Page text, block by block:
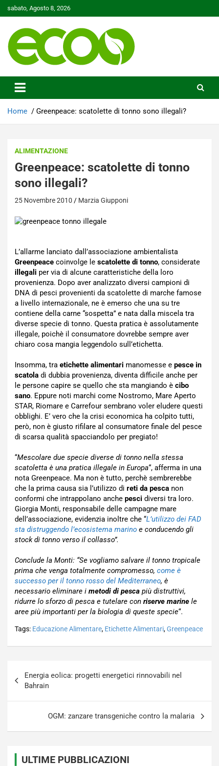
to
sabato, Agosto 8, 2026
Ecoo.it
Home Greenpeace: scatolette di tonno sono illegali?
ALIMENTAZIONE
Greenpeace: scatolette di tonno
sono illegali?
25 Novembre 2010 Marzia Giupponi
L’allarme lanciato dall’associazione ambientalista
Greenpeace coinvolge le scatolette di tonno, considerate
illegali per via di alcune caratteristiche della loro
provenienza. Dopo aver analizzato diversi campioni di
DNA di pesci provenienti da scatolette di marche famose
a livello internazionale, ne è emerso che una su tre
contiene della carne “sospetta” e nata dalla miscela tra
diverse specie di tonno. Questa pratica è assolutamente
illegale, poichè il consumatore dovrebbe sempre aver
chiaro cosa mangia leggendolo sull’etichetta.
Insomma, tra etichette alimentari manomesse e pesce in
scatola di dubbia provenienza, diventa difficile anche per
le persone capire se quello che sta mangiando è cibo
sano. Eppure noti marchi come Nostromo, Mare Aperto
STAR, Riomare e Carrefour sembrano voler eludere questi
obblighi. E’ vero che la crisi economica ha colpito tutti,
però, non è giusto rifilare al consumatore finale del pesce
di scarsa qualità spacciandolo per pregiato!
“Mescolare due specie diverse di tonno nella stessa
scatoletta è una pratica illegale in Europa“, afferma in una
nota Greenpeace. Ma non è tutto, perchè sembrerebbe
che la prima causa sia l’utilizzo di reti da pesca non
conformi che intrappolano anche pesci diversi tra loro.
Giorgia Monti, responsabile delle campagne mare
dell’associazione, evidenzia inoltre che “L’utilizzo dei FAD
sta distruggendo l’ecosistema marino e conducendo gli
stock di tonno verso il collasso”.
Conclude la Monti: “Se vogliamo salvare il tonno tropicale
prima che venga totalmente compromesso, come è
successo per il tonno rosso del Mediterraneo, è
necessario eliminare i metodi di pesca più distruttivi,
ridurre lo sforzo di pesca e tutelare con riserve marine le
aree più importanti per la biologia di queste specie“.
Tags: Educazione Alimentare, Etichette Alimentari,Greenpeace
articoli
Energia eolica: progetti energetici rinnovabili nel
Bahrain
OGM: zanzare transgeniche contro la malaria
ULTIME PUBBLICAZIONI